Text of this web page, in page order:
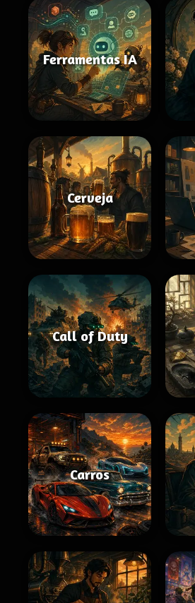
Ferramentas IA
Cerveja
Call of Duty
Carros